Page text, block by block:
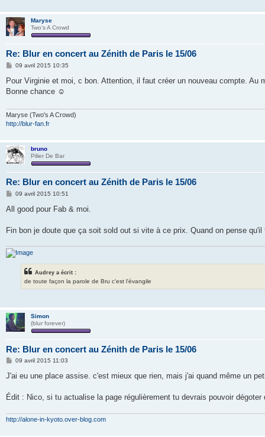
Maryse
Two's A Crowd
Re: Blur en concert au Zénith de Paris le 15/06
M
s
a
09 avril 2015 10:35
Pour Virginie et moi, c bon. Attention, il faut créer un nouveau compte.
Bonne chance ☺
Maryse (Two's A Crowd)
http://blur-fan.fr
bruno
Pilier De Bar
Re: Blur en concert au Zénith de Paris le 15/06
M
s
g
09 avril 2015 10:51
All good pour Fab & moi.
Fin bon je doute que ça soit sold out si vite à ce prix. Quand on pense
Audrey a écrit :
de toute façon la parole de Bru c'est l'évangile
Simon
(blur forever)
Re: Blur en concert au Zénith de Paris le 15/06
M
s
g
09 avril 2015 11:03
J'ai eu une place assise. c'est mieux que rien, mais j'ai quand même un
Édit : Nico, si tu actualise la page régulièrement tu devrais pouvoir
http://alone-in-kyoto.over-blog.com